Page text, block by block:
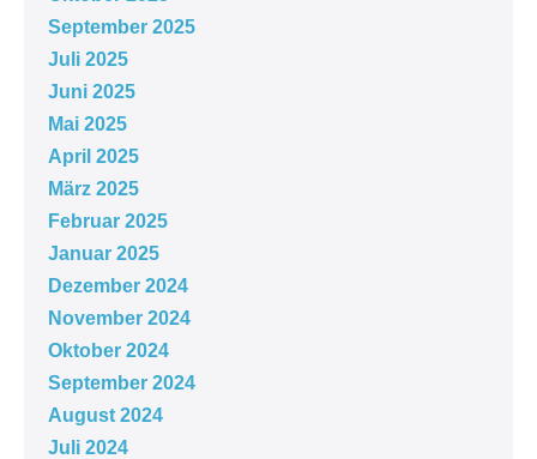
September 2025
Juli 2025
Juni 2025
Mai 2025
April 2025
März 2025
Februar 2025
Januar 2025
Dezember 2024
November 2024
Oktober 2024
September 2024
August 2024
Juli 2024